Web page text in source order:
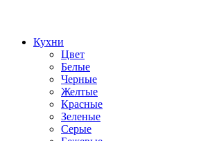
Кухни
Цвет
Белые
Черные
Желтые
Красные
Зеленые
Серые